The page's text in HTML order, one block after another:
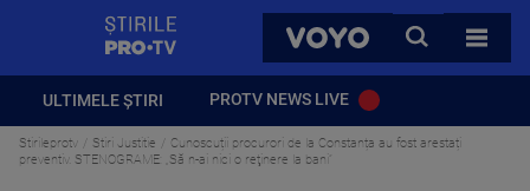
VOYO
CAUTA
TOATE
ULTIMELE ȘTIRI PROTV NEWS LIVE
Stirileprotv Stiri Justitie
Cunoscuții procurori de la Constanța au fost arestați
preventiv. STENOGRAME: „Să n-ai nici o reţinere la bani”